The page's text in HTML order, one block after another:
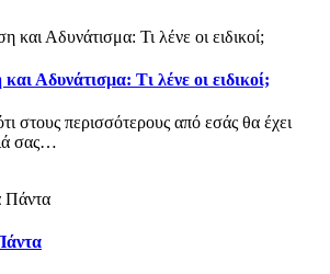
Αδυνάτισμα: Τι λένε οι ειδικοί;
στους περισσότερους από εσάς θα έχει
σας…